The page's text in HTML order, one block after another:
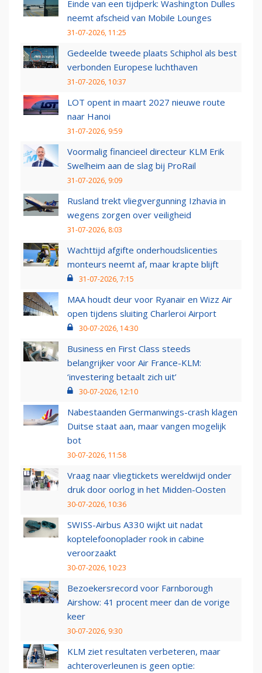
Einde van een tijdperk: Washington Dulles
neemt afscheid van Mobile Lounges
31-07-2026, 11:25
Gedeelde tweede plaats Schiphol als best
verbonden Europese luchthaven
31-07-2026, 10:37
LOT opent in maart 2027 nieuwe route
naar Hanoi
31-07-2026, 9:59
Voormalig financieel directeur KLM Erik
Swelheim aan de slag bij ProRail
31-07-2026, 9:09
Rusland trekt vliegvergunning Izhavia in
wegens zorgen over veiligheid
31-07-2026, 8:03
Wachttijd afgifte onderhoudslicenties
monteurs neemt af, maar krapte blijft
31-07-2026, 7:15
MAA houdt deur voor Ryanair en Wizz Air
open tijdens sluiting Charleroi Airport
30-07-2026, 14:30
Business en First Class steeds
belangrijker voor Air France-KLM:
‘investering betaalt zich uit’
30-07-2026, 12:10
Nabestaanden Germanwings-crash klagen
Duitse staat aan, maar vangen mogelijk
bot
30-07-2026, 11:58
Vraag naar vliegtickets wereldwijd onder
druk door oorlog in het Midden-Oosten
30-07-2026, 10:36
SWISS-Airbus A330 wijkt uit nadat
koptelefoonoplader rook in cabine
veroorzaakt
30-07-2026, 10:23
Bezoekersrecord voor Farnborough
Airshow: 41 procent meer dan de vorige
keer
30-07-2026, 9:30
KLM ziet resultaten verbeteren, maar
achteroverleunen is geen optie: